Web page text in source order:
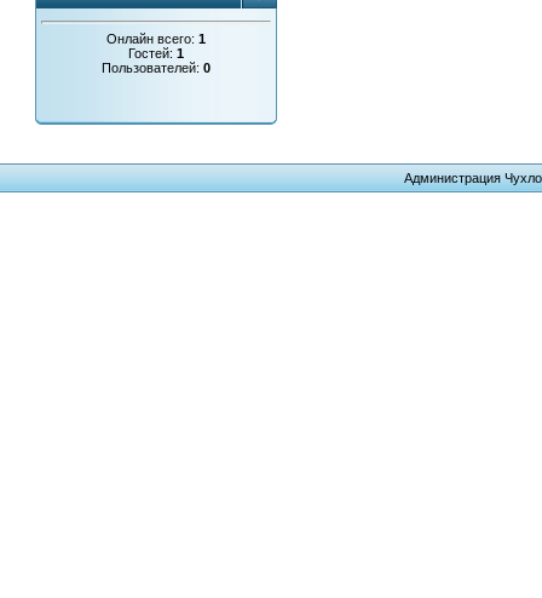
Онлайн всего:1
Гостей:1
Пользователей:0
Администрация